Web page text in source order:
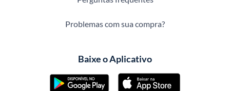
Problemas com sua compra?
Baixe o Aplicativo